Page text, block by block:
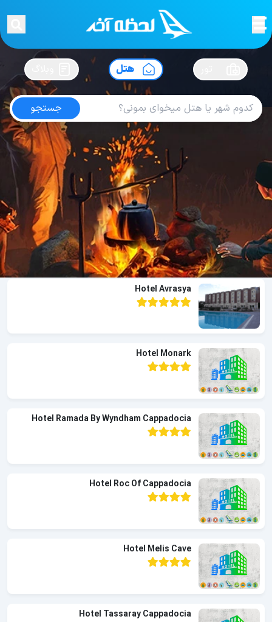
لحظه آخرسفرت رو بساز !
هتل
جستجو
هتل های کاپادوکیا
3.6 از5| از100 کاربر
لحظه آخر هتل های ترکیه هتل های کاپادوکیا
Hotel Suhan Cappadocia
Hotel Avrasya
Hotel Monark
Hotel Ramada By Wyndham Cappadocia
Hotel Roc Of Cappadocia
Hotel Melis Cave
Hotel Tassaray Cappadocia